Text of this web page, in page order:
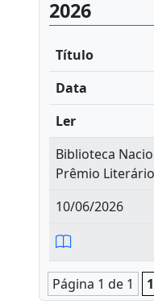
2026
Título
Data
Ler
Biblioteca
Prêmio
10/06/2026
Página 1 de 1 1